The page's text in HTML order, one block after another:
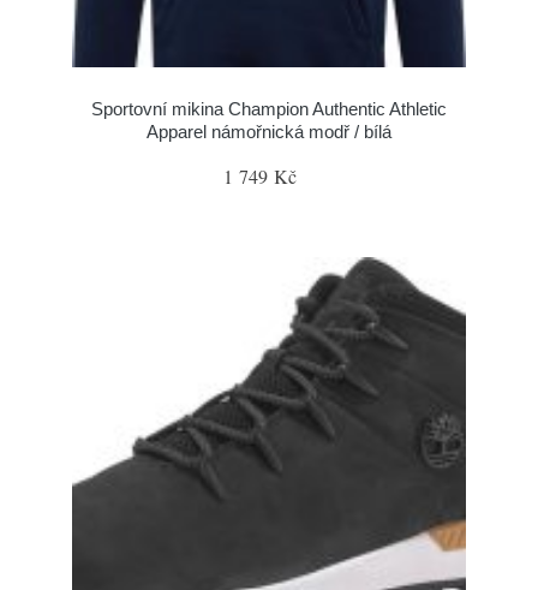
Sportovní mikina Champion Authentic Athletic
Apparel námořnická modř / bílá
1 749 Kč